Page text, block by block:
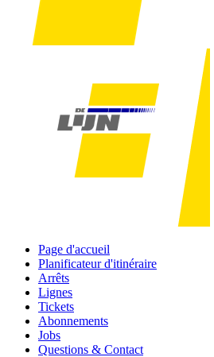
Page d'accueil
Planificateur d'itinéraire
Arrêts
Lignes
Tickets
Abonnements
Jobs
Questions & Contact